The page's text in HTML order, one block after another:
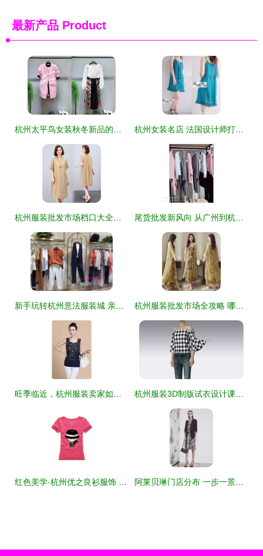
最新产品 Product